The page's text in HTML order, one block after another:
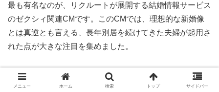
最も有名なのが、リクルートが展開する結婚情報サービス
のゼクシィ関連CMです。このCMでは、理想的な新婚像
とは真逆とも言える、長年別居を続けてきた夫婦が起用さ
れた点が大きな注目を集めました。
メニュー ホーム 検索 トップ サイドバー